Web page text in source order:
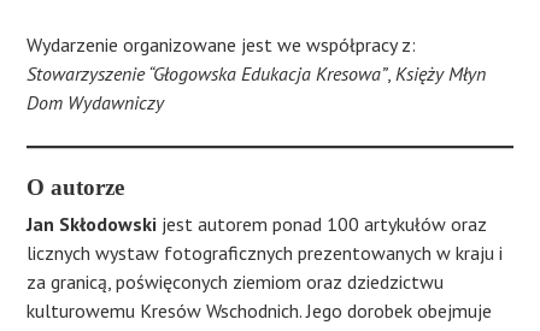
Wydarzenie organizowane jest we współpracy z:
Stowarzyszenie “Głogowska Edukacja Kresowa”, Księży Młyn
Dom Wydawniczy
O autorze
Jan Skłodowski jest autorem ponad 100 artykułów oraz
licznych wystaw fotograficznych prezentowanych w kraju i
za granicą, poświęconych ziemiom oraz dziedzictwu
kulturowemu Kresów Wschodnich. Jego dorobek obejmuje